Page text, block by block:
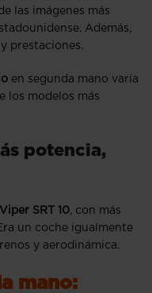
las imágenes más
Además,
prestaciones.
en segunda mano varía
los modelos más
potencia,
SRT 10, con más
un coche igualmente
y aerodinámica.
mano: